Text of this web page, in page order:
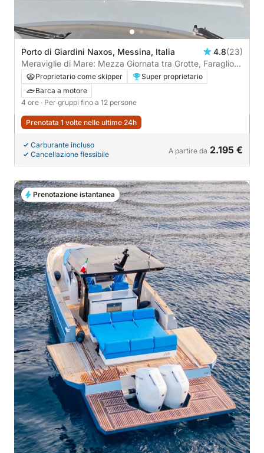
Porto di Giardini Naxos, Messina, Italia 4.8(23)
Meraviglie di Mare: Mezza Giornata tra Grotte, Faraglioni
e Snorkeling a Taormina
Proprietario come skipper
Super proprietario
Barca a motore
4 ore · Per gruppi fino a 12 persone
Prenotata 1 volte nelle ultime 24h
Carburante incluso
Cancellazione flessibile
A partire da 2.195 €
Prenotazione istantanea